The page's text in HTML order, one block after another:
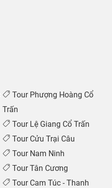
Tour Phượng Hoàng Cổ
Trấn
Tour Lệ Giang Cổ Trấn
Tour Cửu Trại Câu
Tour Nam Ninh
Tour Tân Cương
Tour Cam Túc - Thanh